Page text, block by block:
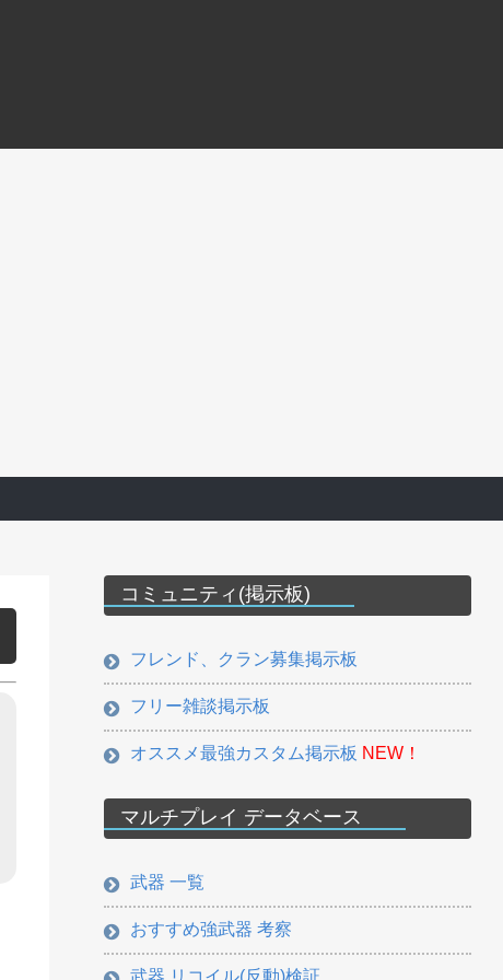
コミュニティ(掲示板)
フレンド、クラン募集掲示板
フリー雑談掲示板
オススメ最強カスタム掲示板 NEW！
マルチプレイ データベース
武器 一覧
おすすめ強武器 考察
武器 リコイル(反動)検証